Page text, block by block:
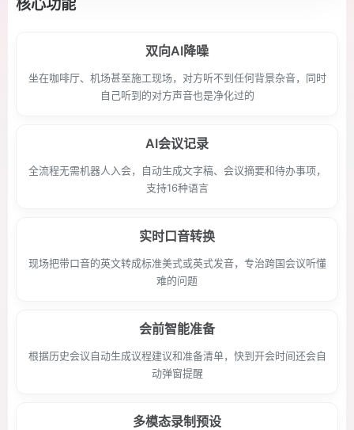
核心功能
双向AI降噪
坐在咖啡厅、机场甚至施工现场，对方听不到任何背景杂音，同时
自己听到的对方声音也是净化过的
AI会议记录
全流程无需机器人入会，自动生成文字稿、会议摘要和待办事项，
支持16种语言
实时口音转换
现场把带口音的英文转成标准美式或英式发音，专治跨国会议听懂
难的问题
会前智能准备
根据历史会议自动生成议程建议和准备清单，快到开会时间还会自
动弹窗提醒
多模态录制预设